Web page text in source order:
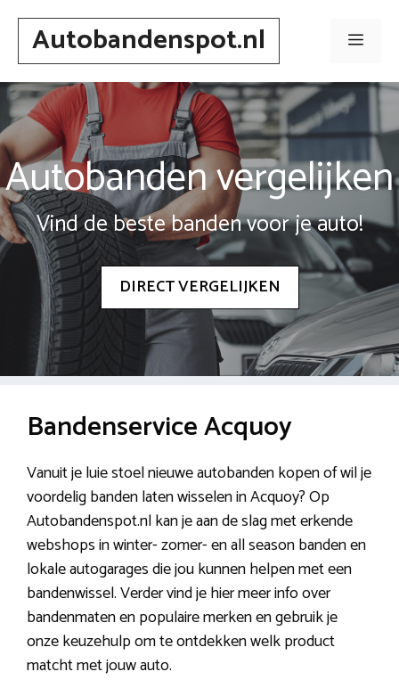
Spring
inhoudAutobandenspot.nl Menu
Autobanden vergelijken
Vind de beste banden voor je auto!
DIRECT VERGELIJKEN
Bandenservice Acquoy
Vanuit je luie stoel nieuwe autobanden kopen of wil je
voordelig banden laten wisselen in Acquoy? Op
Autobandenspot.nl kan je aan de slag met erkende
webshops in winter- zomer- en all season banden en
lokale autogarages die jou kunnen helpen met een
bandenwissel. Verder vind je hier meer info over
bandenmaten en populaire merken en gebruik je
onze keuzehulp om te ontdekken welk product
matcht met jouw auto.